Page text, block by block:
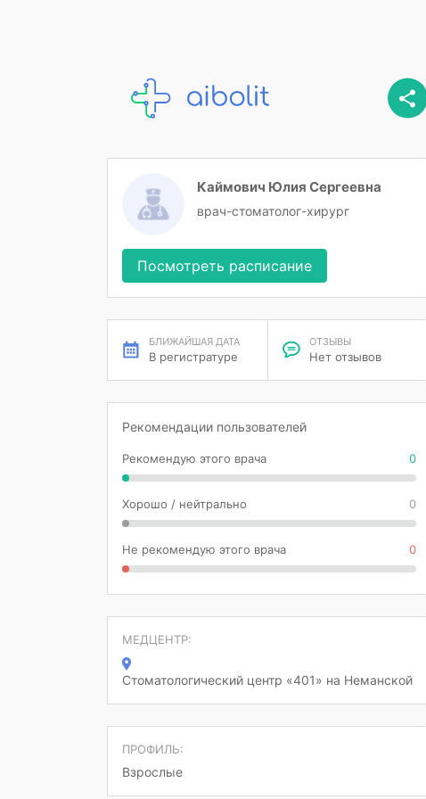
Каймович Юлия Сергеевна
врач-стоматолог-хирург
Посмотреть расписание
БЛИЖАЙШАЯ ДАТА
В регистратуре
ОТЗЫВЫ
Нет отзывов
Рекомендации пользователей
Рекомендую этого врача 0
Хорошо / нейтрально 0
Не рекомендую этого врача 0
МЕДЦЕНТР:
Стоматологический центр «401» на Неманской
ПРОФИЛЬ:
Взрослые